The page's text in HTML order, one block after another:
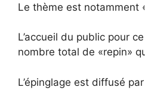
Le thème est notamment
L’accueil du public pour
nombre total de «repin»
L’épinglage est diffusé